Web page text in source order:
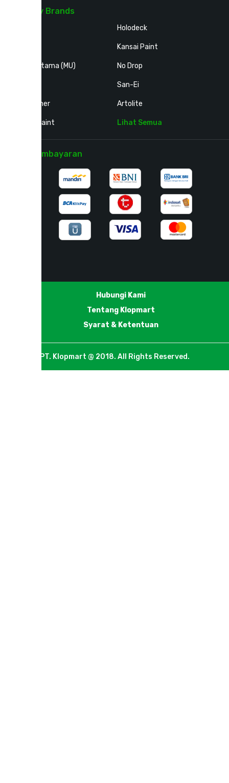
Shop By Brands
Mortar Utama (MU)
N.D Thinner
Nippon Paint
Holodeck
Kansai Paint
No Drop
San-Ei
Artolite
Lihat Semua
Mitra Pembayaran
Hubungi Kami
Tentang Klopmart
Syarat & Ketentuan
PT. Klopmart @ 2018. All Rights Reserved.